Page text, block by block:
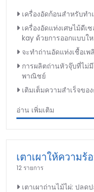
เครื่องอัดก้อนสำหรับทำ
เครื่องอัดแท่งเศษไม้ดี
kay ด้วยการออกแบบใ
จะทำถ่านอัดแท่งเชื้อเพ
การผลิตถ่านหัวจุ๊บที่ไม่มี
พาณิชย์
เติมเต็มความสำเร็จข
อ่าน เพิ่มเติม
เตาเผาให้ความ
12 รายการ
เตาเผาถ่านไม้ไผ่: ปล